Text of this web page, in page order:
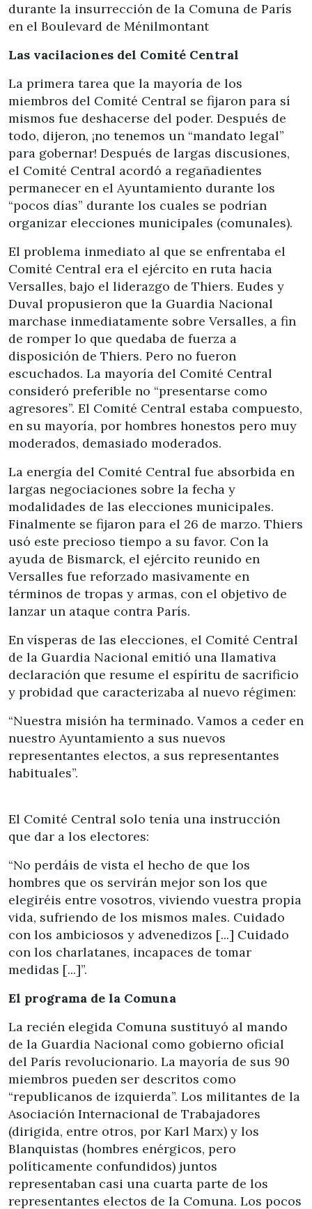
durante la insurrección de la Comuna de París
en el Boulevard de Ménilmontant
Las vacilaciones del Comité Central
La primera tarea que la mayoría de los
miembros del Comité Central se fijaron para sí
mismos fue deshacerse del poder. Después de
todo, dijeron, ¡no tenemos un “mandato legal”
para gobernar! Después de largas discusiones,
el Comité Central acordó a regañadientes
permanecer en el Ayuntamiento durante los
“pocos días” durante los cuales se podrían
organizar elecciones municipales (comunales).
El problema inmediato al que se enfrentaba el
Comité Central era el ejército en ruta hacia
Versalles, bajo el liderazgo de Thiers. Eudes y
Duval propusieron que la Guardia Nacional
marchase inmediatamente sobre Versalles, a fin
de romper lo que quedaba de fuerza a
disposición de Thiers. Pero no fueron
escuchados. La mayoría del Comité Central
consideró preferible no “presentarse como
agresores”. El Comité Central estaba compuesto,
en su mayoría, por hombres honestos pero muy
moderados, demasiado moderados.
La energía del Comité Central fue absorbida en
largas negociaciones sobre la fecha y
modalidades de las elecciones municipales.
Finalmente se fijaron para el 26 de marzo. Thiers
usó este precioso tiempo a su favor. Con la
ayuda de Bismarck, el ejército reunido en
Versalles fue reforzado masivamente en
términos de tropas y armas, con el objetivo de
lanzar un ataque contra París.
En vísperas de las elecciones, el Comité Central
de la Guardia Nacional emitió una llamativa
declaración que resume el espíritu de sacrificio
y probidad que caracterizaba al nuevo régimen:
“Nuestra misión ha terminado. Vamos a ceder en
nuestro Ayuntamiento a sus nuevos
representantes electos, a sus representantes
habituales”.
El Comité Central solo tenía una instrucción
que dar a los electores:
“No perdáis de vista el hecho de que los
hombres que os servirán mejor son los que
elegiréis entre vosotros, viviendo vuestra propia
vida, sufriendo de los mismos males. Cuidado
con los ambiciosos y advenedizos [...] Cuidado
con los charlatanes, incapaces de tomar
medidas [...]”.
El programa de la Comuna
La recién elegida Comuna sustituyó al mando
de la Guardia Nacional como gobierno oficial
del París revolucionario. La mayoría de sus 90
miembros pueden ser descritos como
“republicanos de izquierda”. Los militantes de la
Asociación Internacional de Trabajadores
(dirigida, entre otros, por Karl Marx) y los
Blanquistas (hombres enérgicos, pero
políticamente confundidos) juntos
representaban casi una cuarta parte de los
representantes electos de la Comuna. Los pocos